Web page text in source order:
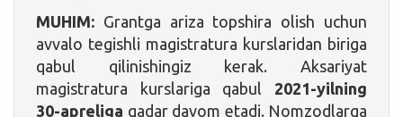
MUHIM: Grantga ariza topshira olish uchun
avvalo tegishli magistratura kurslaridan biriga
qabul qilinishingiz kerak. Aksariyat
magistratura kurslariga qabul 2021-yilning
30-apreliga qadar davom etadi. Nomzodlarga